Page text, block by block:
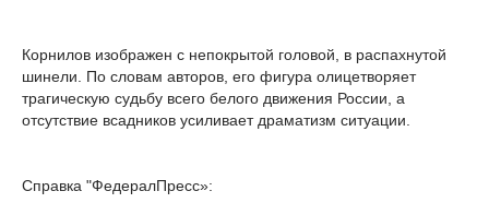
Корнилов изображен с непокрытой головой, в распахнутой
шинели. По словам авторов, его фигура олицетворяет
трагическую судьбу всего белого движения России, а
отсутствие всадников усиливает драматизм ситуации.
Справка "ФедералПресс»: